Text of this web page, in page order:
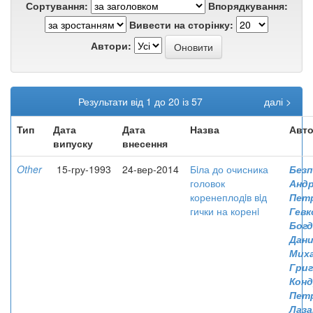
Сортування:
Впорядкування:
Вивести на сторінку:
Автори:
Результати від 1 до 20 із 57
далі >
Тип
Дата
випуску
Дата
внесення
Назва
Other 15-гру-1993 24-вер-2014
Бiла до очисника
головок
коренеплодiв вiд
гички на коренi